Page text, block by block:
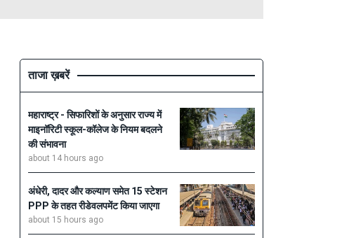
ताजा ख़बरें
महाराष्ट्र - सिफारिशों के अनुसार राज्य में
माइनॉरिटी स्कूल-कॉलेज के नियम बदलने
की संभावना
about 14 hours ago
अंधेरी, दादर और कल्याण समेत 15 स्टेशन
PPP के तहत रीडेवलपमेंट किया जाएगा
about 15 hours ago